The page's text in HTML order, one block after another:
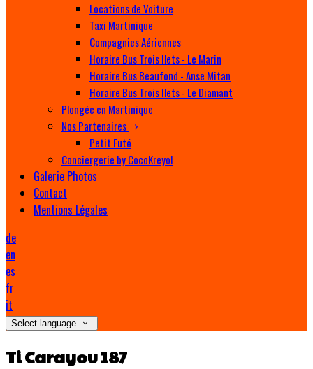
Locations de Voiture
Taxi Martinique
Compagnies Aériennes
Horaire Bus Trois Ilets - Le Marin
Horaire Bus Beaufond - Anse Mitan
Horaire Bus Trois Ilets - Le Diamant
Plongée en Martinique
Nos Partenaires
Petit Futé
Conciergerie by CocoKreyol
Galerie Photos
Contact
Mentions Légales
de
en
es
fr
it
Select language
Ti Carayou 187